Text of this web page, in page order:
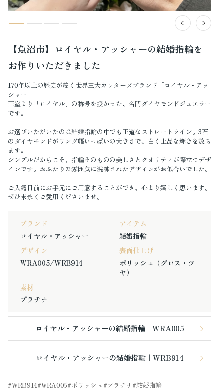
【魚沼市】ロイヤル・アッシャーの結婚指輪を
お作りいただきました
170年以上の歴史が続く世界三大カッターズブランド「ロイヤル・アッ
シャー」
王室より「ロイヤル」の称号を授かった、名門ダイヤモンドジュエラー
です。
お選びいただいたのは結婚指輪の中でも王道なストレートライン。3石
のダイヤモンドがリング幅いっぱいの大きさで、白く上品な輝きを放ち
ます。
シンプルだからこそ、指輪そのものの美しさとクオリティが際立つデザ
インです。おふたりの雰囲気に洗練されたデザインがお似合いでした。
ご入籍日前にお手元にご用意することができ、心より嬉しく思います。
ぜひ末永くご愛用くださいませ。
ブランド
ロイヤル・アッシャー
アイテム
結婚指輪
デザイン
WRA005/WRB914
表面仕上げ
ポリッシュ（グロス・ツ
ヤ）
素材
プラチナ
ロイヤル・アッシャーの結婚指輪｜WRA005
ロイヤル・アッシャーの結婚指輪｜WRB914
WRB914 WRA005 ポリッシュ プラチナ 結婚指輪